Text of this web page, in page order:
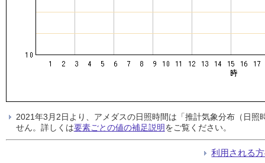
2021年3月2日より、アメダスの日照時間は「推計気象分布（日
せん。詳しくは要素ごとの値の補足説明をご覧ください。
利用される